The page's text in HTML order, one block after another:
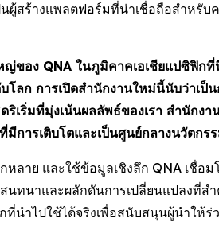
สร้างแพลตฟอร์มที่น่าเชื่อถือสำหรับ
ของ QNA ในภูมิคาคเอเชียแปซิฟิก
ลก การเปิดสำนักงานใหม่นี้นับว่าเ
เริ่มที่มุ่งเน้นผลลัพธ์ของเรา สำนักง
การเติบโตและเป็นศูนย์กลางนวัตกร
ลาย และใช้ข้อมูลเชิงลึก QNA เชื่
นทนาและผลักดันการเปลี่ยนแปลงที่
นำไปใช้ได้จริงเพื่อสนับสนุนผู้นำใ